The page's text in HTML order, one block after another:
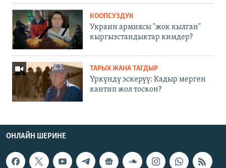
КООПСУЗДУК
Украин армиясы "жок кылган"
кыргызстандыктар кимдер?
ТАРЫХ ЖАНА ТАГДЫР
Үркүндү эскерүү: Кадыр мерген
кантип жол тоскон?
ОНЛАЙН ШЕРИНЕ